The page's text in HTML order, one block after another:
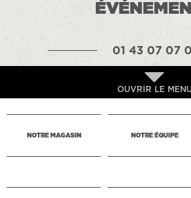
01 43 07 07
OUVRIR LE
NOTRE MAGASIN NOTRE ÉQUIPE